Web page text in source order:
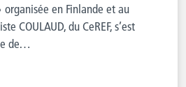
organisée en Finlande et au
COULAUD, du CeREF, s’est
de…